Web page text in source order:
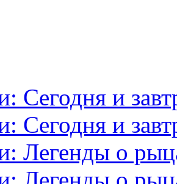
Сегодня и
Сегодня и
Легенды о